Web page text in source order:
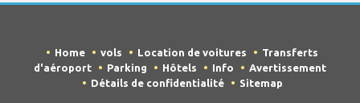
Home vols Location de voitures
Transferts
d'aéroport
Parking Hôtels Info
Avertissement
Détails de confidentialité
Sitemap